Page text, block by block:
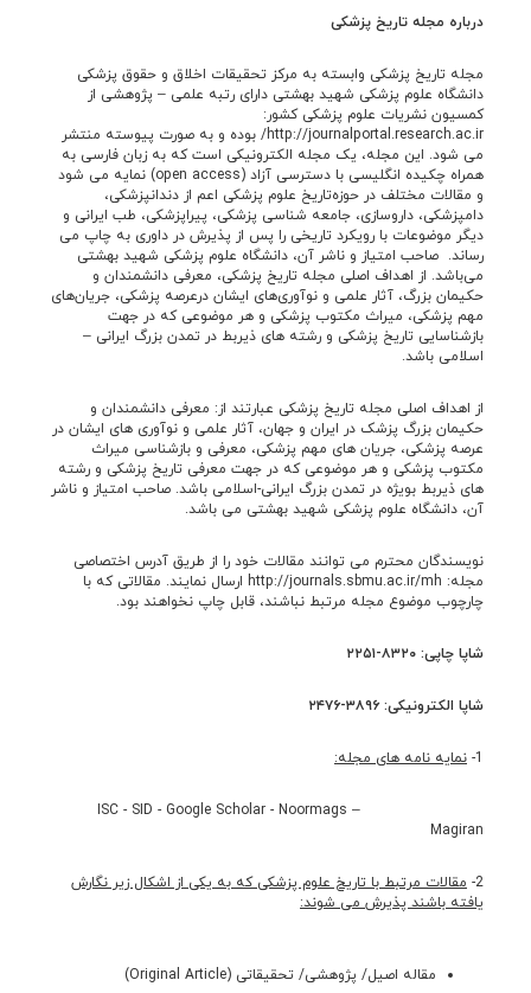
درباره مجله تاریخ پزشکی
مجله تاریخ پزشکی وابسته به مرکز تحقیقات اخلاق و حقوق پزشکی
دانشگاه علوم پزشکی شهید بهشتی دارای رتبه علمی – پژوهشی از
کمسیون نشریات علوم پزشکی کشور:
http://journalportal.research.ac.ir/ بوده و به صورت پیوسته منتشر
می شود. این مجله، یک مجله‌ الکترونيکی است که به زبان فارسی به
همراه چکيده انگليسی با دسترسی آزاد (open access) نمایه می شود
و مقالات مختلف در حوزه‌تاریخ علوم پزشکی اعم از دندانپزشکی،
دامپزشکی، داروسازی، جامعه شناسی پزشکی، پیراپزشکی، طب ایرانی و
دیگر موضوعات با رویکرد تاریخی را پس از پذیرش در داوری به چاپ می
رساند. صاحب امتیاز و ناشر آن، دانشگاه علوم پزشکی شهید بهشتی
می‌باشد. از اهداف اصلی مجله تاریخ پزشکی، معرفی دانشمندان و
حکیمان بزرگ، آثار علمی و نوآوری‌های ایشان درعرصه پزشکی، جریان‌های
مهم پزشکی، میراث مکتوب پزشکی و هر موضوعی که در جهت
بازشناسایی تاریخ پزشکی و رشته های ذیربط در تمدن بزرگ ایرانی –
اسلامی باشد.
از اهداف اصلی مجله تاریخ پزشکی عبارتند از: معرفی دانشمندان و
حکیمان بزرگ پزشک در ایران و جهان، آثار علمی و نوآوری های ایشان در
عرصه پزشکی، جریان های مهم پزشکی، معرفی و بازشناسی میراث
مکتوب پزشکی و هر موضوعی که در جهت معرفی تاریخ پزشکی و رشته
های ذیربط بویژه در تمدن بزرگ ایرانی-اسلامی باشد. صاحب امتیاز و ناشر
آن، دانشگاه علوم پزشکی شهید بهشتی می باشد.
نويسندگان محترم می توانند مقالات خود را از طريق آدرس اختصاصی
مجله: http://journals.sbmu.ac.ir/mh ارسال نمايند. مقالاتی که با
چارچوب موضوع مجله مرتبط نباشند، قابل چاپ نخواهند بود.
شاپا چاپی: ۸۳۲۰-۲۲۵۱
شاپا الکترونیکی:۳۸۹۶-۲۴۷۶
1- نمایه نامه های مجله:
ISC - SID - Google Scholar - Noormags –
Magiran
2- مقالات مرتبط با تاریخ علوم پزشکی که به یکى از اشکال زیر نگارش
یافته باشند پذیرش می شوند:
مقاله اصیل/ پژوهشی/ تحقیقاتی (Original Article)